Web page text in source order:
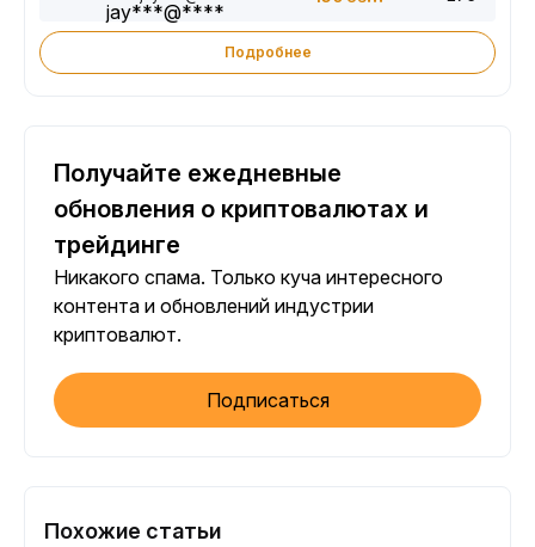
Подробнее
Получайте ежедневные
обновления о криптовалютах и
трейдинге
Никакого спама. Только куча интересного
контента и обновлений индустрии
криптовалют.
Подписаться
Похожие статьи